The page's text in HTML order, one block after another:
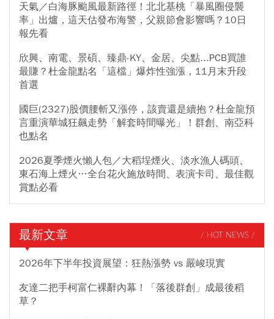
天氣／白海豚颱風最新路徑！北北基桃「暴風圈侵襲
率」出爐，這天估發布海警，父親節會影響嗎？10日
報先看
欣興、南電、景碩、臻鼎-KY、金居、尖點...PCB買誰
最賺？杜金龍點名「這檔」爆炸性強漲，11月末升段
首選
國巨(2327)股價腰斬又漲停，該賣還是續抱？杜金龍預
言重演華城狂飆走勢「解套時間曝光」！群創、南亞科
也點名
2026夏季煙火懶人包／大稻埕煙火、淡水漁人碼頭、
東石海上煙火…全台花火施放時間、表演卡司、最佳觀
賞點必看
最新文章 / HOT NEWS /
2026年下半年投資展望：狂熱漲勢 vs 嚴峻現實
友達二把手柯富仁裸辭內幕！「落後群創」成最後稻
草？